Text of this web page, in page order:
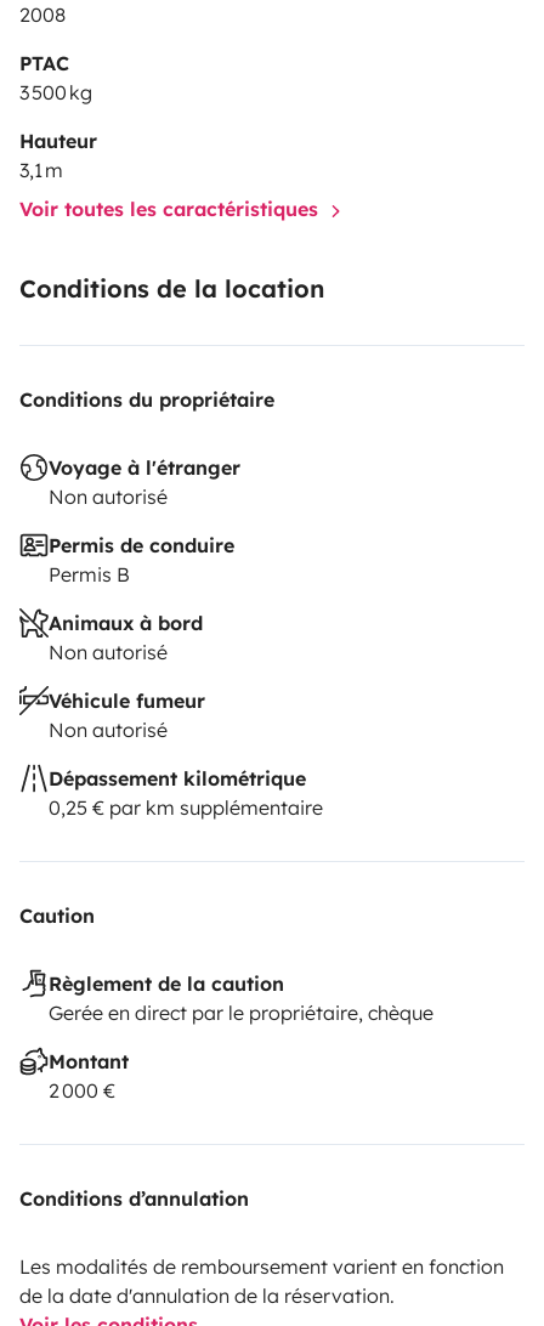
2008
PTAC
3 500 kg
Hauteur
3,1 m
Voir toutes les caractéristiques
Conditions de la location
Conditions du propriétaire
Voyage à l'étranger
Non autorisé
Permis de conduire
Permis B
Animaux à bord
Non autorisé
Véhicule fumeur
Non autorisé
Dépassement kilométrique
0,25 € par km supplémentaire
Caution
Règlement de la caution
Gerée en direct par le propriétaire, chèque
Montant
2 000 €
Conditions d’annulation
Les modalités de remboursement varient en fonction
de la date d'annulation de la réservation.